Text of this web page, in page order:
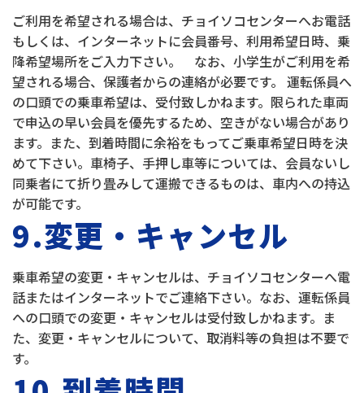
ご利用を希望される場合は、チョイソコセンターへお電話
もしくは、インターネットに会員番号、利用希望日時、乗
降希望場所をご入力下さい。 なお、小学生がご利用を希
望される場合、保護者からの連絡が必要です。 運転係員へ
の口頭での乗車希望は、受付致しかねます。限られた車両
で申込の早い会員を優先するため、空きがない場合があり
ます。また、到着時間に余裕をもってご乗車希望日時を決
めて下さい。車椅子、手押し車等については、会員ないし
同乗者にて折り畳みして運搬できるものは、車内への持込
が可能です。
9.変更・キャンセル
乗車希望の変更・キャンセルは、チョイソコセンターへ電
話またはインターネットでご連絡下さい。なお、運転係員
への口頭での変更・キャンセルは受付致しかねます。ま
た、変更・キャンセルについて、取消料等の負担は不要で
す。